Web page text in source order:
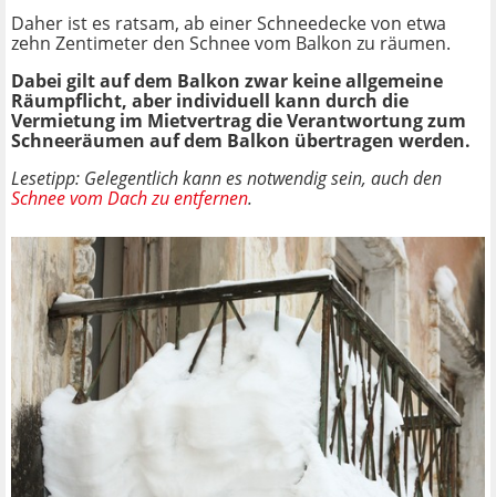
Daher ist es ratsam, ab einer Schneedecke von etwa
zehn Zentimeter den Schnee vom Balkon zu räumen.
Dabei gilt auf dem Balkon zwar keine allgemeine
Räumpflicht, aber individuell kann durch die
Vermietung im Mietvertrag die Verantwortung zum
Schneeräumen auf dem Balkon übertragen werden.
Lesetipp: Gelegentlich kann es notwendig sein, auch den
Schnee vom Dach zu entfernen.